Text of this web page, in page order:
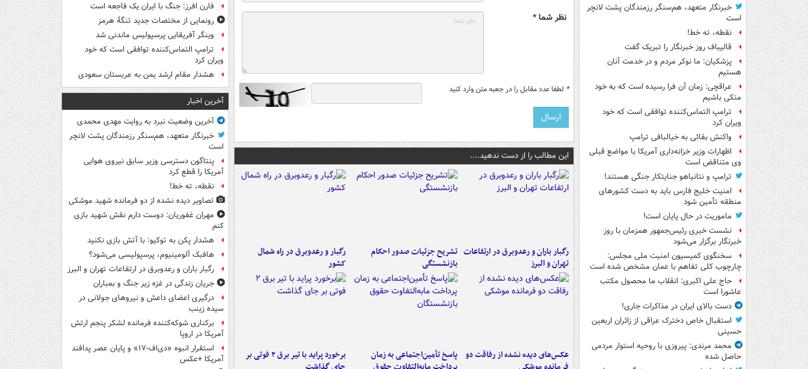
خبرنگار متعهد، هم‌سنگر رزمندگان پشت لانچر
است
نقطه، ته خط!
قالیباف روز خبرنگار را تبریک گفت
پزشکیان: ما نوکر مردم و در خدمت آنان
هستیم
عراقچی: زمان آن فرا رسیده است که به خود
متکی باشیم
ترامپ التماس‌کننده توافقی است که خود
ویران کرد
واکنش بقائی به خیالبافی ترامپ
اظهارات وزیر خزانه‌داری آمریکا با مواضع قبلی
وی متناقض است
ترامپ و نتانیاهو جنایتکار جنگی هستند!
امنیت خلیج فارس باید به دست کشورهای
منطقه تأمین شود
ماموریت در حال پایان است!
نشست خبری رئیس‌جمهور همزمان با روز
خبرنگار برگزار می‌شود
سخنگوی کمیسیون امنیت ملی مجلس:
چارچوب کلی تفاهم با عمان مشخص شده است
حاج علی اکبری: انقلاب ما محصول مکتب
عاشورا است
دست بالای ایران در مذاکرات جاری!
استقبال خاص دخترک عراقی از زائران اربعین
حسینی
محمد مرندی: پیروزی با روحیه استوار مردمی
حاصل شده
نظر شما *
* لطفا عدد مقابل را در جعبه متن وارد کنید
این مطالب را از دست ندهید....
رگبار باران و رعدوبرق در ارتفاعات
تهران و البرز
تشریح جزئیات صدور احکام
بازنشستگی
رگبار و رعدوبرق در راه شمال
کشور
عکس‌های دیده نشده از رفاقت دو پاسخ تأمین‌اجتماعی به زمان
برخورد پراید با تیر برق ۲ فوتی بر
فارن افرز: جنگ با ایران یک فاجعه است
رونمایی از مختصات جدید تنگۀ هرمز
وینگر آفریقایی پرسپولیس ماندنی شد
ترامپ التماس‌کننده توافقی است که خود
ویران کرد
هشدار مقام ارشد یمن به عربستان سعودی
آخرین اخبار
آخرین وضعیت نبرد به روایت مهدی محمدی
خبرنگار متعهد، هم‌سنگر رزمندگان پشت لانچر
است
پنتاگون دسترسی وزیر سابق نیروی هوایی
آمریکا را قطع کرد
نقطه، ته خط!
تصاویر دیده‌ نشده از دو فرمانده شهید موشکی
مهران غفوریان: دوست دارم نقش شهید بازی
کنم
هشدار پکن به توکیو: با آتش بازی نکنید
هافبک آلومینیوم، پرسپولیسی می‌شود؟
رگبار باران و رعدوبرق در ارتفاعات تهران و البرز
جریان زندگی در غزه زیر جنگ و بمباران
درگیری اعضای داعش و نیروهای جولانی در
سیده زینب
برکناری شوکه‌کننده فرمانده لشکر پنجم ارتش
آمریکا در اروپا
استقرار انبوه «دی‌اف‑۱۷» و پایان عصر پدافند
آمریکا +عکس